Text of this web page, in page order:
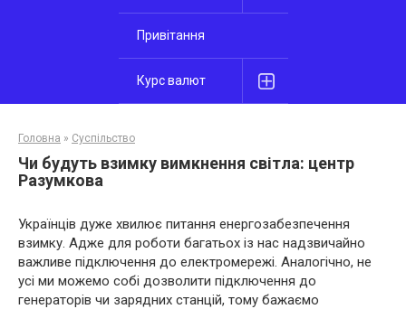
Привітання
Курс валют
Головна » Суспільство
Чи будуть взимку вимкнення світла: центр
Разумкова
Українців дуже хвилює питання енергозабезпечення
взимку. Адже для роботи багатьох із нас надзвичайно
важливе підключення до електромережі. Аналогічно, не
усі ми можемо собі дозволити підключення до
генераторів чи зарядних станцій, тому бажаємо